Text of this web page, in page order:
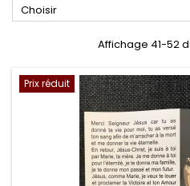
Choisir
Affichage 41-52
Prix réduit